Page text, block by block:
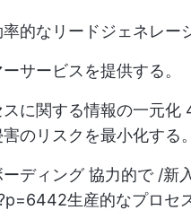
的なリードジェネレー
サービスを提供する。
に関する情報の一元化
のリスクを最小化する。
ディング協力的で /新
生産的なプロセ